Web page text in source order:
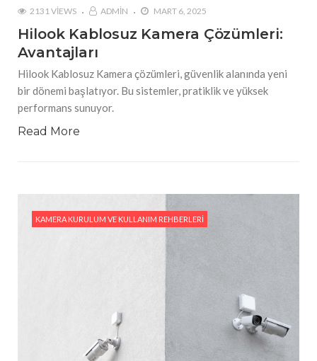
2131 VIEWS ADMIN MART 6, 2025
Hilook Kablosuz Kamera Çözümleri:
Avantajları
Hilook Kablosuz Kamera çözümleri, güvenlik alanında yeni
bir dönemi başlatıyor. Bu sistemler, pratiklik ve yüksek
performans sunuyor.
Read More
KAMERA KURULUM VE KULLANIM REHBERLERI